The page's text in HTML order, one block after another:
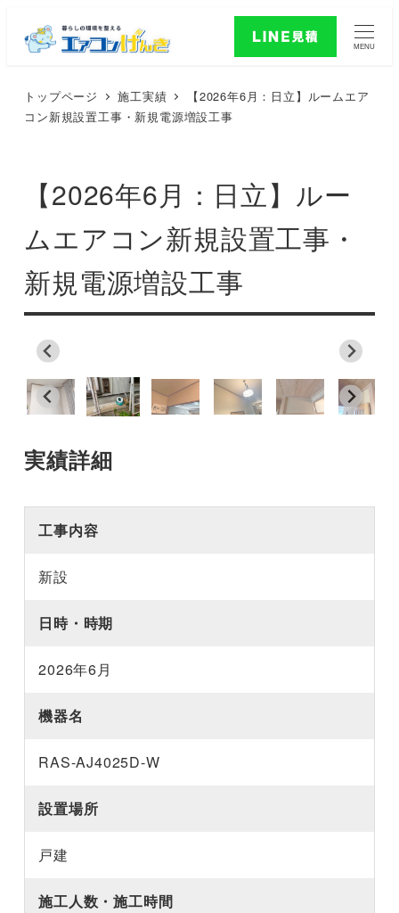
MENU
トップページ 施工実績
【2026年6月：日立】ルームエア
コン新規設置工事・新規電源増設工事
【2026年6月：日立】ルー
ムエアコン新規設置工事・
新規電源増設工事
実績詳細
工事内容
新設
日時・時期
2026年6月
機器名
RAS-AJ4025D-W
設置場所
戸建
施工人数・施工時間